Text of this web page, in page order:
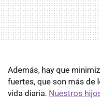
Además, hay que
fuertes, que son más de
vida diaria. Nuestros